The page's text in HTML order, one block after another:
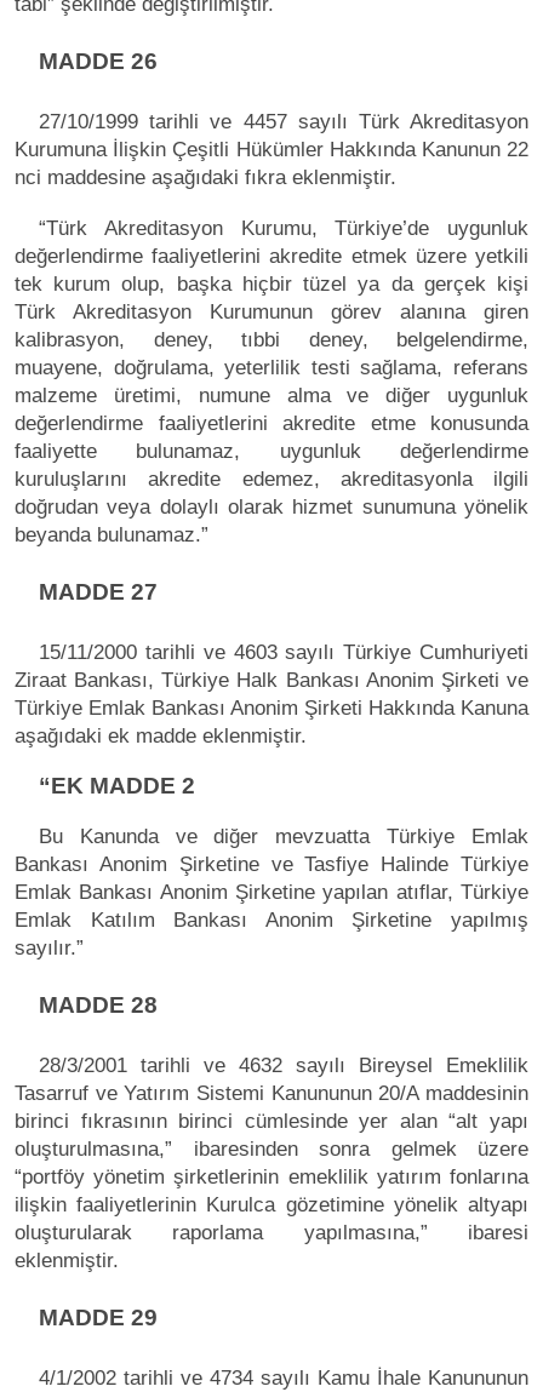
MADDE 26
27/10/1999 tarihli ve 4457 sayılı Türk Akreditasyon
Kurumuna İlişkin Çeşitli Hükümler Hakkında Kanunun 22
nci maddesine aşağıdaki fıkra eklenmiştir.
“Türk Akreditasyon Kurumu, Türkiye’de uygunluk
değerlendirme faaliyetlerini akredite etmek üzere yetkili
tek kurum olup, başka hiçbir tüzel ya da gerçek kişi
Türk Akreditasyon Kurumunun görev alanına giren
kalibrasyon, deney, tıbbi deney, belgelendirme,
muayene, doğrulama, yeterlilik testi sağlama, referans
malzeme üretimi, numune alma ve diğer uygunluk
değerlendirme faaliyetlerini akredite etme konusunda
faaliyette bulunamaz, uygunluk değerlendirme
kuruluşlarını akredite edemez, akreditasyonla ilgili
doğrudan veya dolaylı olarak hizmet sunumuna yönelik
beyanda bulunamaz.”
MADDE 27
15/11/2000 tarihli ve 4603 sayılı Türkiye Cumhuriyeti
Ziraat Bankası, Türkiye Halk Bankası Anonim Şirketi ve
Türkiye Emlak Bankası Anonim Şirketi Hakkında Kanuna
aşağıdaki ek madde eklenmiştir.
“EK MADDE 2
Bu Kanunda ve diğer mevzuatta Türkiye Emlak
Bankası Anonim Şirketine ve Tasfiye Halinde Türkiye
Emlak Bankası Anonim Şirketine yapılan atıflar, Türkiye
Emlak Katılım Bankası Anonim Şirketine yapılmış
sayılır.”
MADDE 28
28/3/2001 tarihli ve 4632 sayılı Bireysel Emeklilik
Tasarruf ve Yatırım Sistemi Kanununun 20/A maddesinin
birinci fıkrasının birinci cümlesinde yer alan “alt yapı
oluşturulmasına,” ibaresinden sonra gelmek üzere
“portföy yönetim şirketlerinin emeklilik yatırım fonlarına
ilişkin faaliyetlerinin Kurulca gözetimine yönelik altyapı
oluşturularak raporlama yapılmasına,” ibaresi
eklenmiştir.
MADDE 29
4/1/2002 tarihli ve 4734 sayılı Kamu İhale Kanununun